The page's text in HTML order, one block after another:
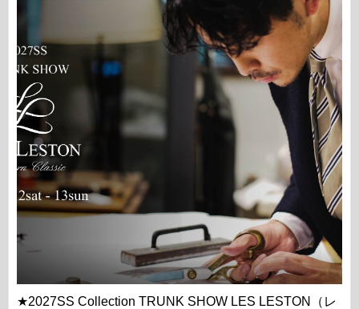
★2027SS Collection TRUNK SHOW LES LESTON（レ